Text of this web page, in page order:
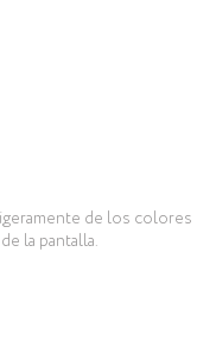
de los colores
la pantalla.